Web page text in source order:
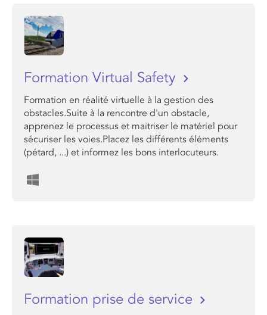
Formation Virtual Safety
Formation en réalité virtuelle à la gestion des
obstacles.Suite à la rencontre d'un obstacle,
apprenez le processus et maitriser le matériel pour
sécuriser les voies.Placez les différents éléments
(pétard, ...) et informez les bons interlocuteurs.
Formation prise de service